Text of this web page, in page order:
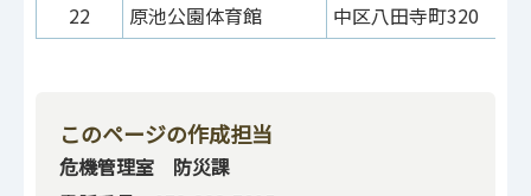
22
原池公園体育館 中区八田寺町320
このページの作成担当
危機管理室 防災課